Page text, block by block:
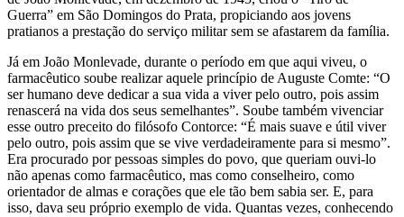
Guerra” em São Domingos do Prata, propiciando aos jovens
pratianos a prestação do serviço militar sem se afastarem da família.
Já em João Monlevade, durante o período em que aqui viveu, o
farmacêutico soube realizar aquele princípio de Auguste Comte: “O
ser humano deve dedicar a sua vida a viver pelo outro, pois assim
renascerá na vida dos seus semelhantes”. Soube também vivenciar
esse outro preceito do filósofo Contorce: “É mais suave e útil viver
pelo outro, pois assim que se vive verdadeiramente para si mesmo”.
Era procurado por pessoas simples do povo, que queriam ouvi-lo
não apenas como farmacêutico, mas como conselheiro, como
orientador de almas e corações que ele tão bem sabia ser. E, para
isso, dava seu próprio exemplo de vida. Quantas vezes, conhecendo